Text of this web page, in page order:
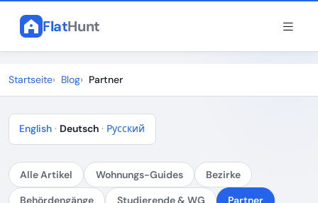
FlatHunt
Startseite Blog Partner
English · Deutsch · Русский
Alle Artikel Wohnungs-Guides Bezirke
Behördengänge Studierende & WG Partner